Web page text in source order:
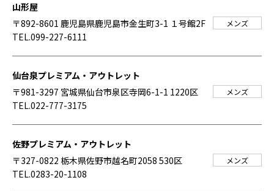
山形屋
〒892-8601 鹿児島県鹿児島市金生町3-1 １号館2F
TEL.099-227-6111
メンズ
仙台泉プレミアム・アウトレット
〒981-3297 宮城県仙台市泉区寺岡6-1-1 1220区
TEL.022-777-3175
メンズ
佐野プレミアム・アウトレット
〒327-0822 栃木県佐野市越名町2058 530区
TEL.0283-20-1108
メンズ